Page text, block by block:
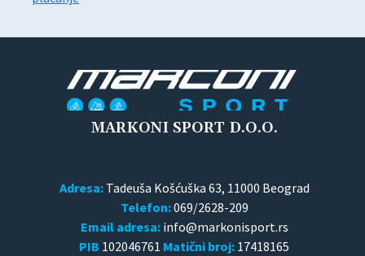
MARKONI SPORT D.O.O.
Adresa:Tadeuša Košćuška 63, 11000 Beograd
Telefon:069/2628-209
Email adresa:
PIB 102046761 Matični broj: 17418165